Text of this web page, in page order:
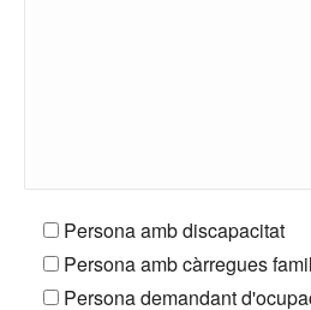
Persona amb discapacitat
Persona amb càrregues
Persona demandant